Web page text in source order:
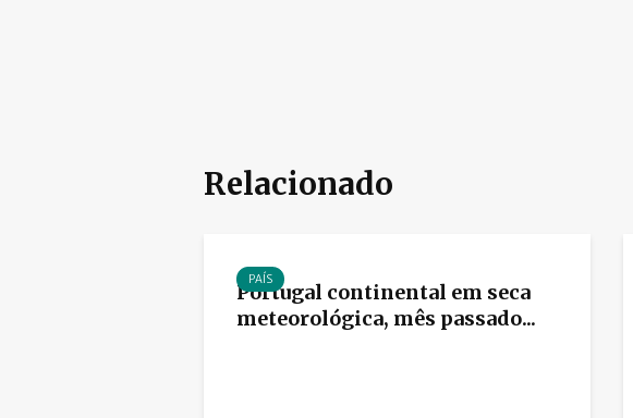
Relacionado
PAÍS
Portugal continental em seca
meteorológica, mês passado...